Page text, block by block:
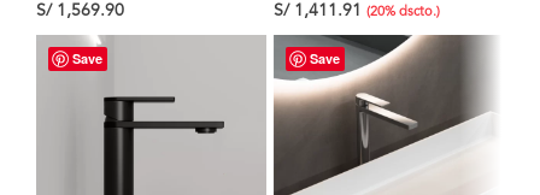
de dos Funciones al
Mueble
S/1,569.90
con pico extraíble de
Jebe Negro
S/1,411.91 (20% dscto.)
Save Save